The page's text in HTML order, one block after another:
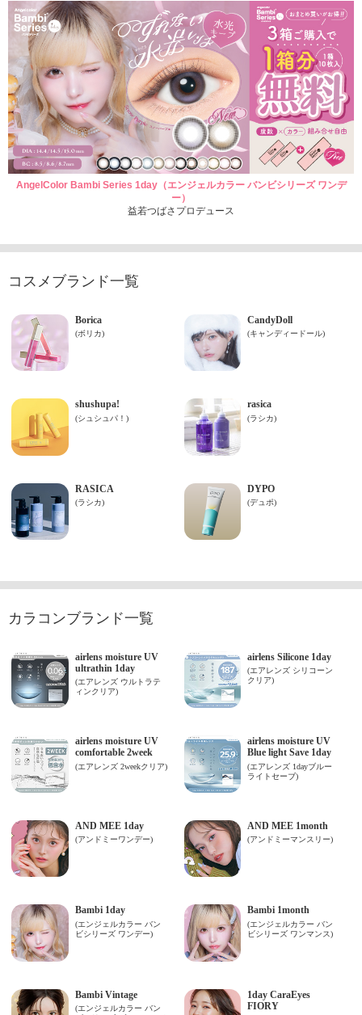
AngelColor Bambi Series 1day（エンジェルカラー バンビシリーズ ワンデ
ー）
益若つばさプロデュース
コスメブランド一覧
カラコンブランド一覧